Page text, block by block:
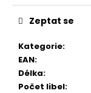
Kategorie:
EAN:
Délka:
Počet libel:
Zeptat se
TRHACÍ
PRŮMĚR
NÝTU
6MM
AL/ST